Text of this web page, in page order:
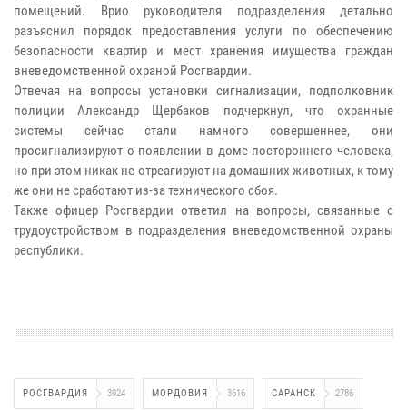
помещений. Врио руководителя подразделения детально
разъяснил порядок предоставления услуги по обеспечению
безопасности квартир и мест хранения имущества граждан
вневедомственной охраной Росгвардии.
Отвечая на вопросы установки сигнализации, подполковник
полиции Александр Щербаков подчеркнул, что охранные
системы сейчас стали намного совершеннее, они
просигнализируют о появлении в доме постороннего человека,
но при этом никак не отреагируют на домашних животных, к тому
же они не сработают из-за технического сбоя.
Также офицер Росгвардии ответил на вопросы, связанные с
трудоустройством в подразделения вневедомственной охраны
республики.
РОСГВАРДИЯ 3924 МОРДОВИЯ 3616 САРАНСК 2786